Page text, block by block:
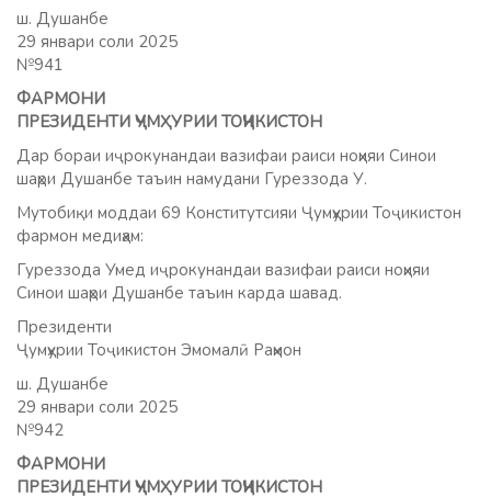
ш. Душанбе
29 январи соли 2025
№941
ФАРМОНИ
ПРЕЗИДЕНТИ ҶУМҲУРИИ ТОҶИКИСТОН
Дар бораи иҷрокунандаи вазифаи раиси ноҳияи Синои
шаҳри Душанбе таъин намудани Гуреззода У.
Мутобиқи моддаи 69 Конститутсияи Ҷумҳурии Тоҷикистон
фармон медиҳам:
Гуреззода Умед иҷрокунандаи вазифаи раиси ноҳияи
Синои шаҳри Душанбе таъин карда шавад.
Президенти
Ҷумҳурии Тоҷикистон Эмомалӣ Раҳмон
ш. Душанбе
29 январи соли 2025
№942
ФАРМОНИ
ПРЕЗИДЕНТИ ҶУМҲУРИИ ТОҶИКИСТОН